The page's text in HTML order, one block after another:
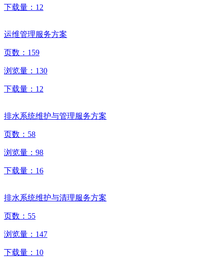
下载量： 12
运维管理服务方案
页数： 159
浏览量： 130
下载量： 12
排水系统维护与管理服务方案
页数： 58
浏览量： 98
下载量： 16
排水系统维护与清理服务方案
页数： 55
浏览量： 147
下载量： 10